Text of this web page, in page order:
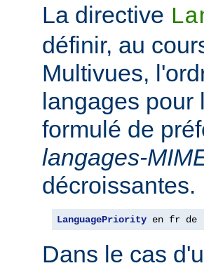
La directive
définir, au
Multivues,
langages pour
formulé de
langages-
décroissantes.
LanguagePriority en fr de
Dans le cas